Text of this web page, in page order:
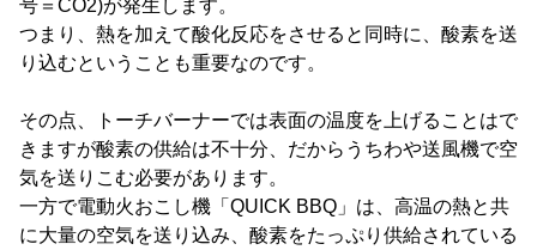
号＝CO2)が発生します。
つまり、熱を加えて酸化反応をさせると同時に、酸素を送
り込むということも重要なのです。
その点、トーチバーナーでは表面の温度を上げることはで
きますが酸素の供給は不十分、だからうちわや送風機で空
気を送りこむ必要があります。
一方で電動火おこし機「QUICK BBQ」は、高温の熱と共
に大量の空気を送り込み、酸素をたっぷり供給されている